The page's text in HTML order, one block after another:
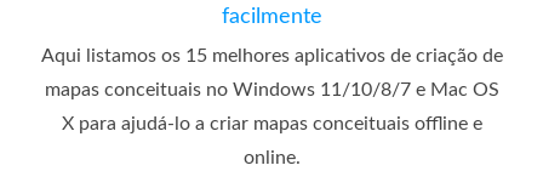
facilmente
Aqui listamos os 15 melhores aplicativos de criação de
mapas conceituais no Windows 11/10/8/7 e Mac OS
X para ajudá-lo a criar mapas conceituais offline e
online.